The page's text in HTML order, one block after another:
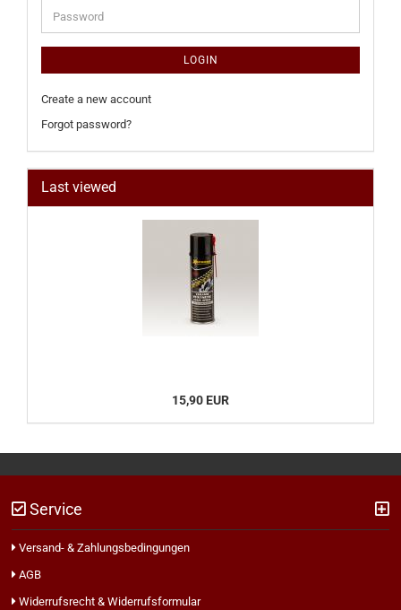
Password
LOGIN
Create a new account
Forgot password?
Last viewed
15,90 EUR
Service
Versand- & Zahlungsbedingungen
AGB
Widerrufsrecht & Widerrufsformular